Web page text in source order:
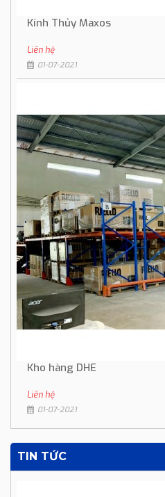
Kính Thủy Maxos
Liên hệ
01-07-2021
Kho hàng DHE
Liên hệ
01-07-2021
TIN TỨC